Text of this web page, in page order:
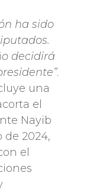
ha sido
decidirá
.
una
el
Nayib
de 2024,
el